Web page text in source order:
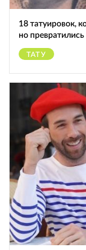
18 татуировок,
но
ТАТУ